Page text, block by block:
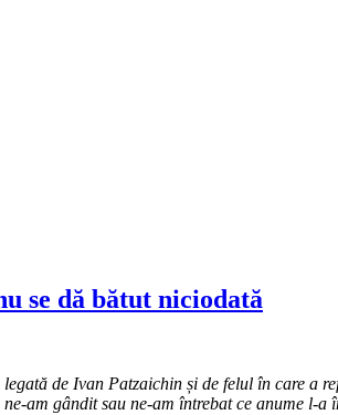
se dă bătut niciodată
de Ivan Patzaichin și de felul în care a
am gândit sau ne-am întrebat ce anume l-